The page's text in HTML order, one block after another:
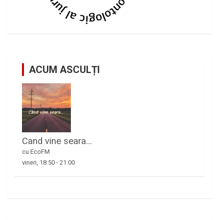
ACUM ASCULȚI
Cand vine seara...
cu EcoFM
vineri, 18:50 - 21:00